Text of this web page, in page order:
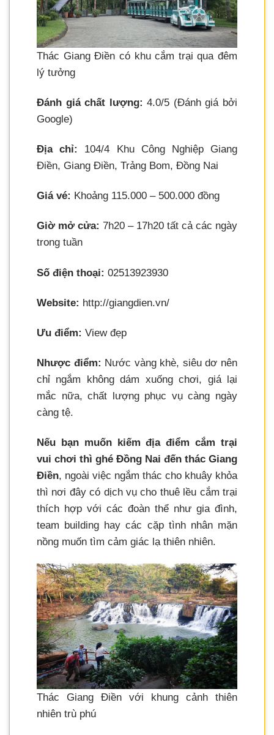
Thác Giang Điền có khu cắm trại qua đêm
lý tưởng
Đánh giá chất lượng: 4.0/5 (Đánh giá bởi
Google)
Địa chỉ:
104/4 Khu Công Nghiệp Giang
Điền, Giang Điền, Trảng Bom, Đồng Nai
Giá vé: Khoảng 115.000 – 500.000 đồng
Giờ mở cửa: 7h20 – 17h20 tất cả các ngày
trong tuần
Số điện thoại: 02513923930
Website: http://giangdien.vn/
Ưu điểm: View đẹp
Nhược điểm: Nước vàng khè, siêu dơ nên
chỉ ngắm không dám xuống chơi, giá lại
mắc nữa, chất lượng phục vụ càng ngày
càng tệ.
Nếu bạn muốn kiếm địa điểm cắm trại
vui chơi thì ghé Đồng Nai đến thác Giang
Điền, ngoài việc ngắm thác cho khuây khỏa
thì nơi đây có dịch vụ cho thuê lều cắm trại
thích hợp với các đoàn thể như gia đình,
team building hay các cặp tình nhân mặn
nồng muốn tìm cảm giác lạ thiên nhiên.
Thác Giang Điền với khung cảnh thiên
nhiên trù phú